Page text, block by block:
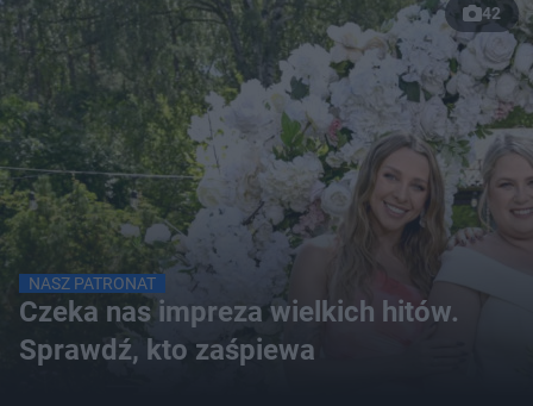
42
NASZ PATRONAT
Czeka nas impreza wielkich hitów.
Sprawdź, kto zaśpiewa